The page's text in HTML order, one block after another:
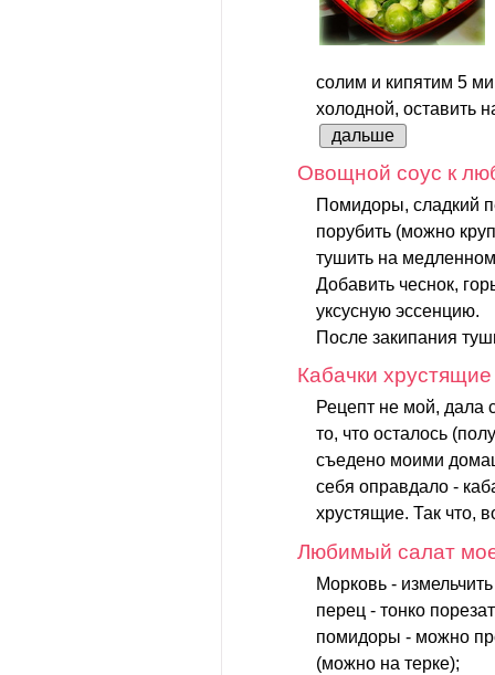
солим и кипятим 5
холодной, оставить
дальше
Овощной соус к
Помидоры, сладкий
порубить (можно
тушить на
Добавить чеснок,
уксусную эссенцию.
После закипания
Кабачки хрустящие
Рецепт не мой, дала
то, что осталось
съедено моими
себя оправдало -
хрустящие. Так что,
Любимый салат
Морковь -
перец - тонко
помидоры - можно
(можно на терке);